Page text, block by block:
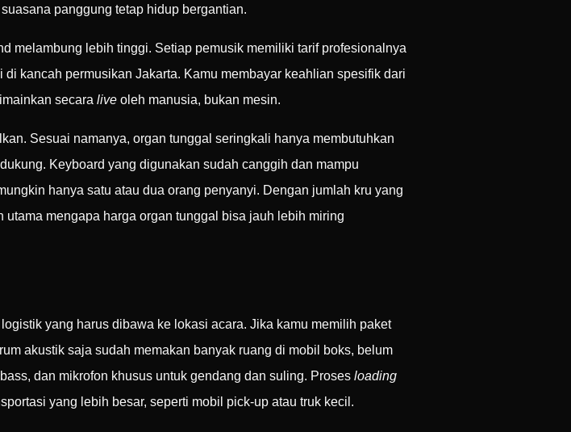
panggung tetap hidup bergantian.
melambung lebih tinggi. Setiap pemusik memiliki tarif profesionalnya
kancah permusikan Jakarta. Kamu membayar keahlian spesifik dari
secara live oleh manusia, bukan mesin.
Sesuai namanya, organ tunggal seringkali hanya membutuhkan
Keyboard yang digunakan sudah canggih dan mampu
hanya satu atau dua orang penyanyi. Dengan jumlah kru yang
mengapa harga organ tunggal bisa jauh lebih miring
yang harus dibawa ke lokasi acara. Jika kamu memilih paket
akustik saja sudah memakan banyak ruang di mobil boks, belum
dan mikrofon khusus untuk gendang dan suling. Proses loading
yang lebih besar, seperti mobil pick-up atau truk kecil.